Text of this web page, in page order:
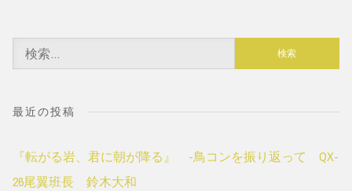
索:
最近の投稿
『転がる岩、君に朝が降る』 -鳥コンを振り返って QX-
26尾翼班長 鈴木大和